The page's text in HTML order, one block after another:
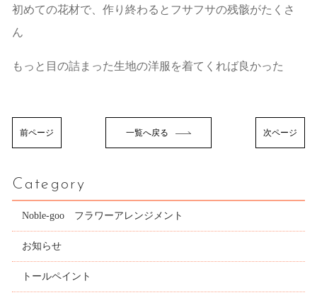
初めての花材で、作り終わるとフサフサの残骸がたくさ
ん
もっと目の詰まった生地の洋服を着てくれば良かった
前ページ 一覧へ戻る 次ページ
Category
Noble-goo フラワーアレンジメント
お知らせ
トールペイント